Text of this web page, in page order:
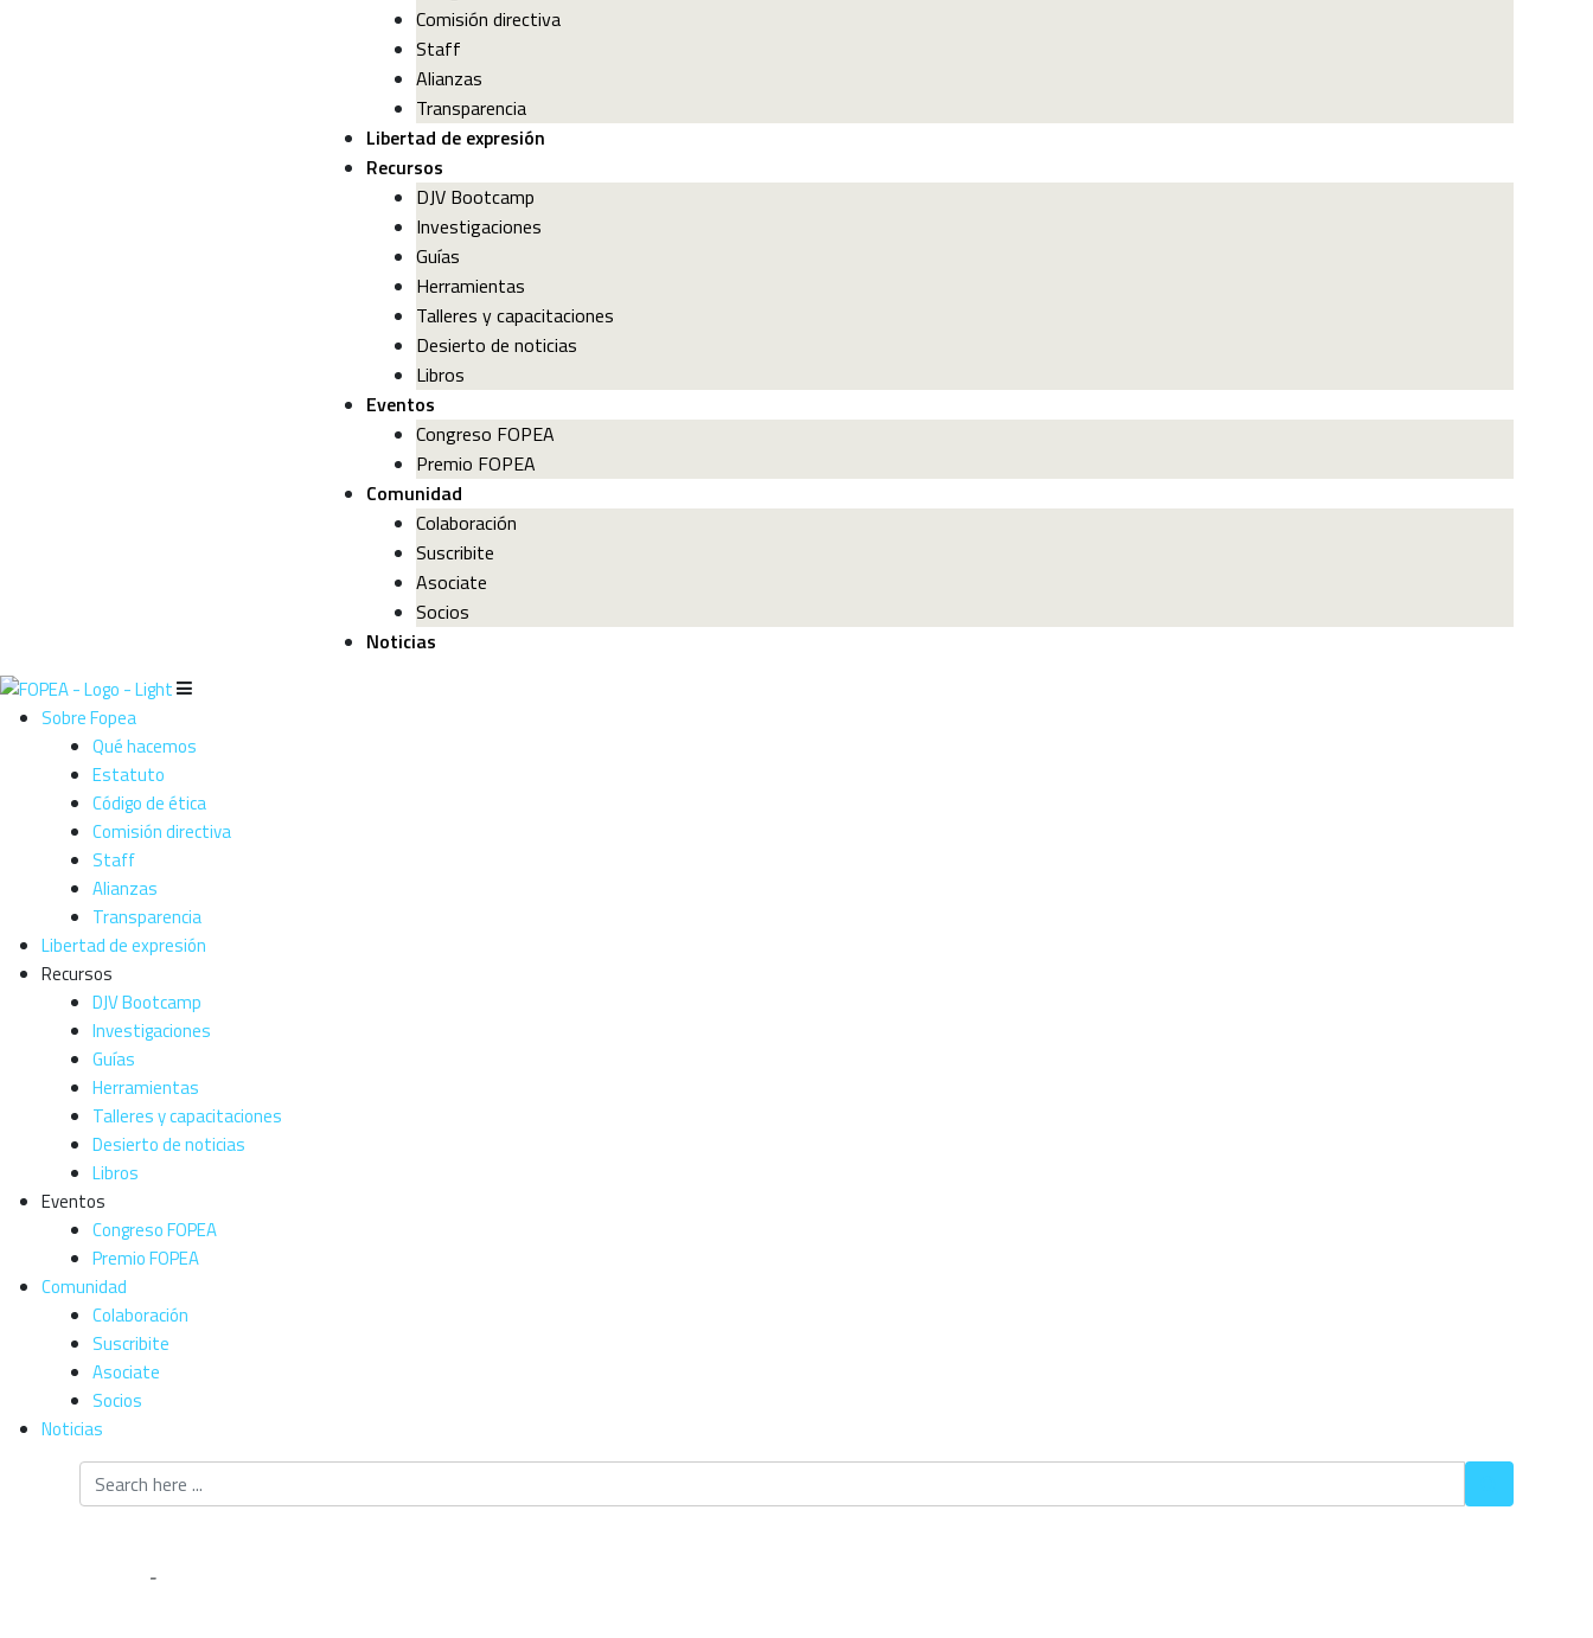
Comisión directiva
Staff
Alianzas
Transparencia
Libertad de expresión
Recursos
DJV Bootcamp
Investigaciones
Guías
Herramientas
Talleres y capacitaciones
Desierto de noticias
Libros
Eventos
Congreso FOPEA
Premio FOPEA
Comunidad
Colaboración
Suscribite
Asociate
Socios
Noticias
Sobre Fopea
Qué hacemos
Estatuto
Código de ética
Comisión directiva
Staff
Alianzas
Transparencia
Libertad de expresión
Recursos
DJV Bootcamp
Investigaciones
Guías
Herramientas
Talleres y capacitaciones
Desierto de noticias
Libros
Eventos
Congreso FOPEA
Premio FOPEA
Comunidad
Colaboración
Suscribite
Asociate
Socios
Noticias
Formación
-